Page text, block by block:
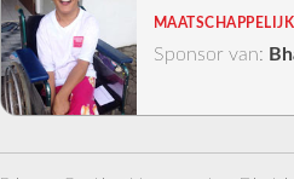
Sponsor van: